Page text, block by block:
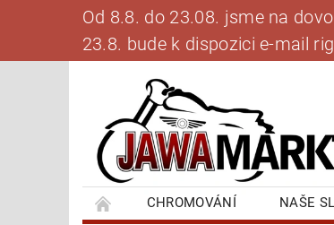
Od 8.8. do 23.08. jsme na
23.8. bude k dispozici e-mail
CHROMOVÁNÍ NAŠE